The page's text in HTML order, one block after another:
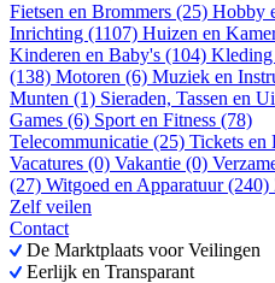
Fietsen en Brommers (25) Hobby
Inrichting (1107) Huizen en
Kinderen en Baby's (104) Kleding
(138) Motoren (6) Muziek en
Munten (1) Sieraden, Tassen en
Games (6) Sport en Fitness (78)
Telecommunicatie (25) Tickets en
Vacatures (0) Vakantie (0)
(27) Witgoed en Apparatuur (240)
Zelf veilen
Contact
De Marktplaats voor Veilingen
Eerlijk en Transparant